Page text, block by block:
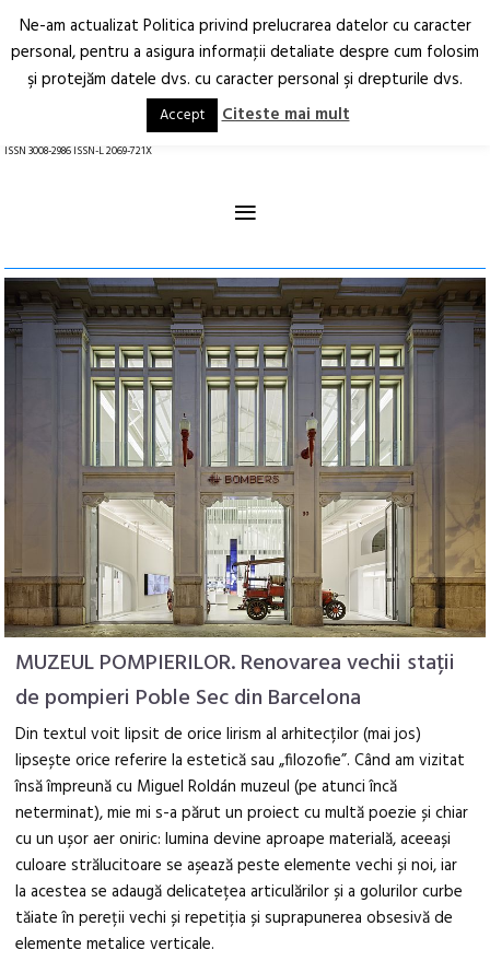
Arhitectură.
Oraș.
RO EN
ISSN 3008-2986 ISSN-L 2069-721X
≡
MUZEUL POMPIERILOR. Renovarea vechii stații
de pompieri Poble Sec din Barcelona
Din textul voit lipsit de orice lirism al arhitecților (mai jos)
lipsește orice referire la estetică sau „filozofie”. Când am vizitat
însă împreună cu Miguel Roldán muzeul (pe atunci încă
neterminat), mie mi s-a părut un proiect cu multă poezie și chiar
cu un ușor aer oniric: lumina devine aproape materială, aceeași
culoare strălucitoare se așează peste elemente vechi și noi, iar
la acestea se adaugă delicatețea articulărilor și a golurilor curbe
tăiate în pereții vechi și repetiția și suprapunerea obsesivă de
elemente metalice verticale.
Ne-am actualizat Politica privind prelucrarea datelor cu caracter
personal, pentru a asigura informaţii detaliate despre cum folosim
şi protejăm datele dvs. cu caracter personal şi drepturile dvs.
Accept Citeste mai mult